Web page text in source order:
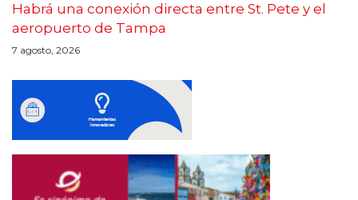
Habrá una conexión directa entre St. Pete y el
aeropuerto de Tampa
7 agosto, 2026